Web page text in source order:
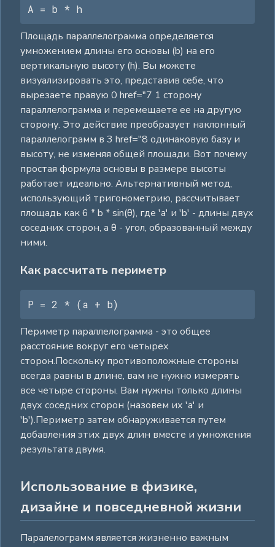
A = b * h
Площадь параллелограмма определяется
умножением длины его основы (b) на его
вертикальную высоту (h). Вы можете
визуализировать это, представив себе, что
вырезаете правую 0 href="7 1 сторону
параллелограмма и перемещаете ее на другую
сторону. Это действие преобразует наклонный
параллелограмм в 3 href="8 одинаковую базу и
высоту, не изменяя общей площади. Вот почему
простая формула основы в размере высоты
работает идеально. Альтернативный метод,
использующий тригонометрию, рассчитывает
площадь как 6 * b * sin(θ), где 'a' и 'b' - длины двух
соседних сторон, а θ - угол, образованный между
ними.
Как рассчитать периметр
P = 2 * (a + b)
Периметр параллелограмма - это общее
расстояние вокруг его четырех
сторон.Поскольку противоположные стороны
всегда равны в длине, вам не нужно измерять
все четыре стороны. Вам нужны только длины
двух соседних сторон (назовем их 'a' и
'b').Периметр затем обнаруживается путем
добавления этих двух длин вместе и умножения
результата двумя.
Использование в физике,
дизайне и повседневной жизни
Паралелограмм является жизненно важным